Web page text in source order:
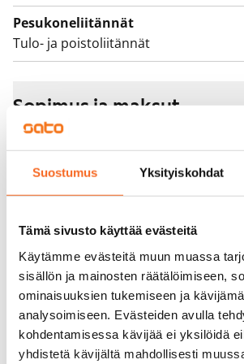
Suostumus Yksityiskohdat
Tämä sivusto käyttää evästeitä
Käytämme evästeitä muun muassa
sisällön ja mainosten räätälöimiseen,
ominaisuuksien tukemiseen ja
analysoimiseen. Evästeiden avulla
kohdentamisessa kävijää ei yksilöidä
yhdistetä kävijältä mahdollisesti
Pesukoneliitännät
Tulo- ja poistoliitännät
Sopimus ja maksut
Vapautuminen
Heti vapaa
Ei
Vuokra
829 €/kk
Vuokravakuus
0 €, (yrityksille min. 1 kk vuokra)